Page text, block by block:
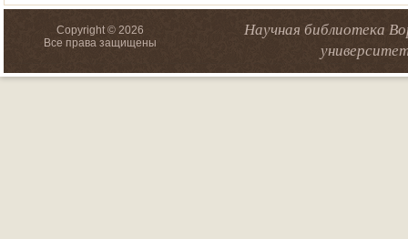
Copyright © 2026
Все права защищены
Научная библиотека